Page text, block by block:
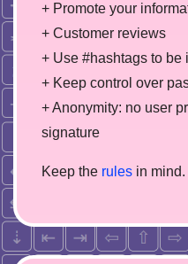
+ Promote your
+ Customer reviews
+ Use #hashtags to be
+ Keep control over
+ Anonymity: no user
signature
Keep the rules in mind.